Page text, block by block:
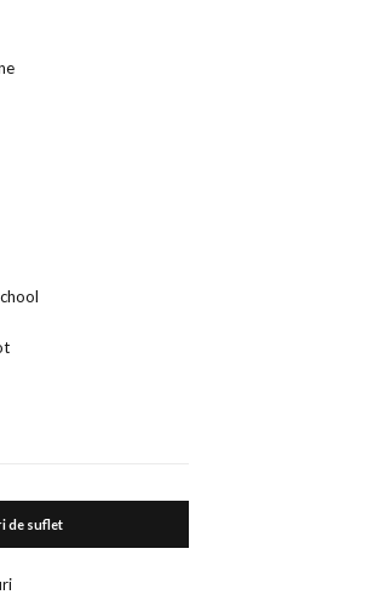
de suflet